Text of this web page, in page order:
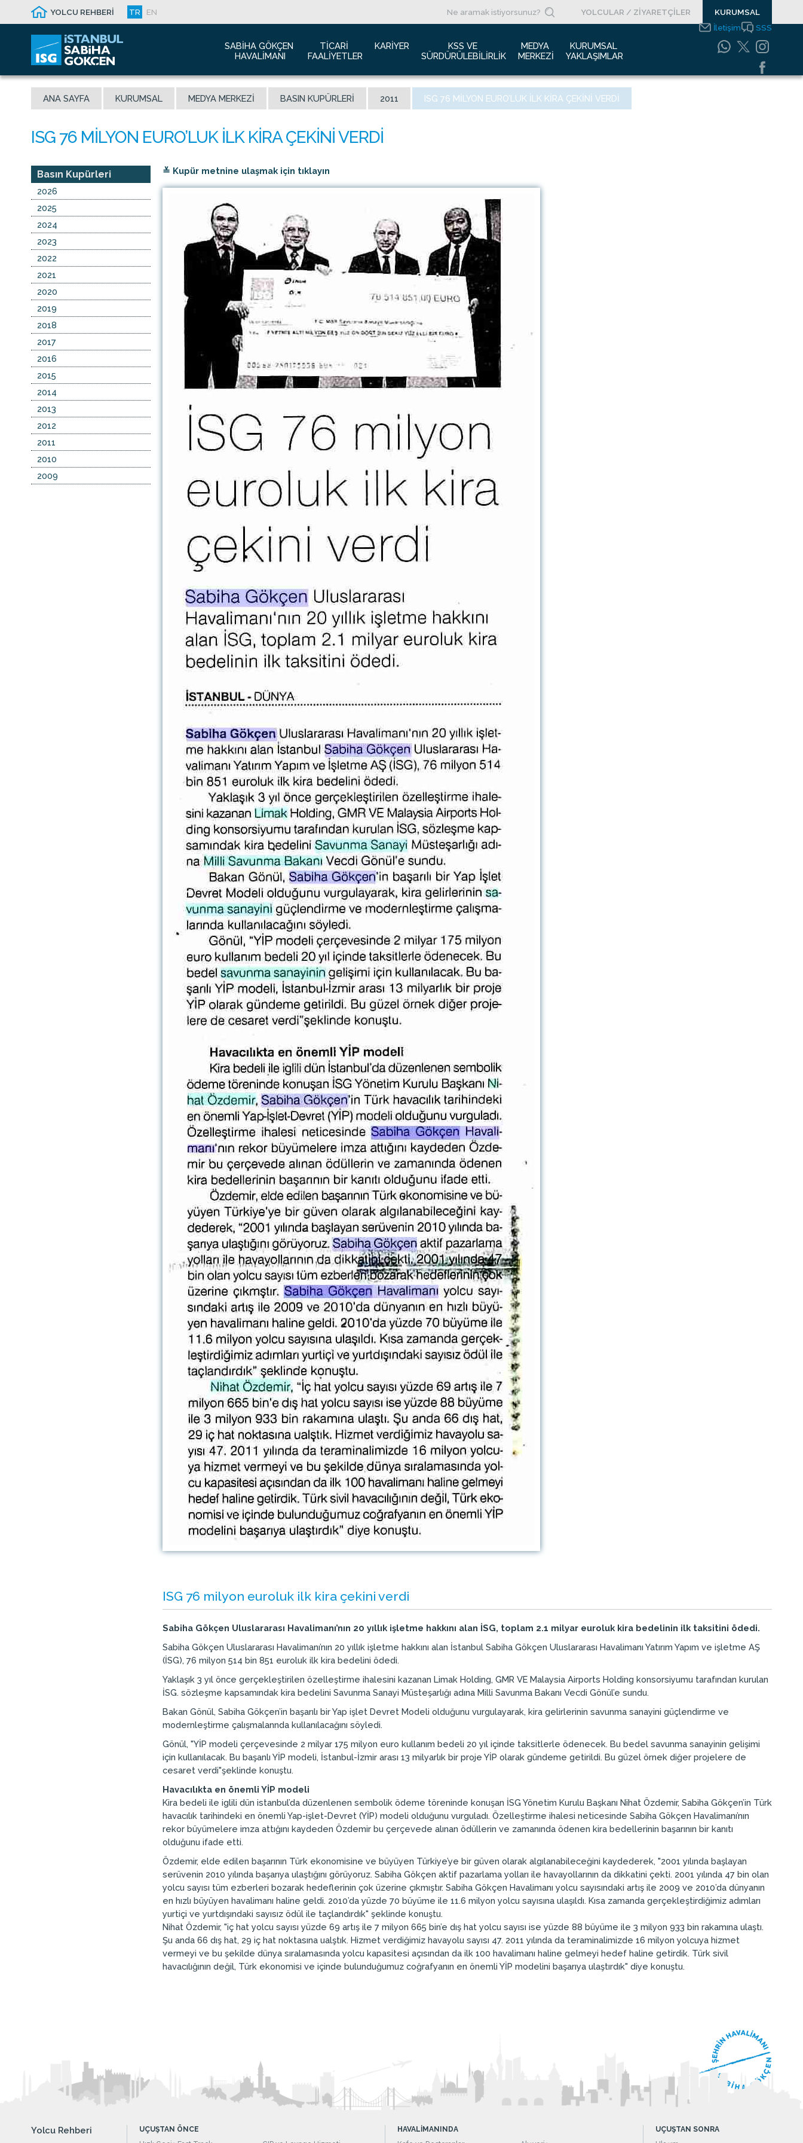
YOLCU REHBERİ TR EN YOLCULAR / ZİYARETÇİLER KURUMSAL
SABIHA GÖKÇEN
HAVALIMANI
Hakkımızda
Havalimanı Trafik Raporu
Ödüllerimiz
İletişim Bilgileri
Sabiha Gökçen Kimdir?
TICARI
FAALIYETLER
Havacılık Pazarlama
Reklam Fırsatları
Kiralık Alanlar
Konferans Salonu
İhale Duyuruları
KARIYER
İnsan Kaynakları Politikası
KSS VE
SÜRDÜRÜLEBILIRLIK
Yeşil Havaalanı Projesi
Engelsiz Havaalanı
MEDYA
MERKEZI
Basın Bültenleri
Basın Kupürleri
KURUMSAL
YAKLAŞIMLAR
Entegre Yönetim
Sistemleri Politikamız
İletişim SSS
ANA SAYFA KURUMSAL MEDYA MERKEZI BASIN KUPÜRLERI 2011 ISG 76 MILYON EURO’LUK ILK KIRA ÇEKINI VERDI
≚ Kupür metnine ulaşmak için tıklayın
ISG 76 milyon euroluk ilk kira çekini verdi
Sabiha Gökçen Uluslararası Havalimanı’nın 20 yıllık işletme hakkını alan İSG, toplam 2.1 milyar euroluk kira bedelinin ilk taksitini ödedi.
Sabiha Gökçen Uluslararası Havalimanı’nın 20 yıllık işletme hakkını alan İstanbul Sabiha Gökçen Uluslararası Havalimanı Yatırım Yapım ve işletme AŞ
(İSG), 76 milyon 514 bin 851 euroluk ilk kira bedelini ödedi.
Yaklaşık 3 yıl önce gerçekleştirilen özelleştirme ihalesini kazanan Limak Holding, GMR VE Malaysia Airports Holding konsorsiyumu tarafından kurulan
İSG. sözleşme kapsamındak kira bedelini Savunma Sanayi Müsteşarlığı adına Milli Savunma Bakanı Vecdi Gönül’e sundu.
Bakan Gönül, Sabiha Gökçen’in başarılı bir Yap işlet Devret Modeli olduğunu vurgulayarak, kira gelirlerinin savunma sanayini güçlendirme ve
modernleştirme çalışmalannda kullanılacağını söyledi.
Gönül, "YİP modeli çerçevesinde 2 milyar 175 milyon euro kullanım bedeli 20 yıl içinde taksitlerle ödenecek. Bu bedel savunma sanayinin gelişimi
için kullanılacak. Bu başanlı YİP modeli, İstanbul-İzmir arası 13 milyarlık bir proje YİP olarak gündeme getirildi. Bu güzel örnek diğer projelere de
cesaret verdi"şeklinde konuştu.
Havacılıkta en önemli YİP modeli
Kira bedeli ile iglili dün istanbul’da düzenlenen sembolik ödeme töreninde konuşan İSG Yönetim Kurulu Başkanı Nihat Özdemir, Sabiha Gökçen’in Türk
havacılık tarihindeki en önemli Yap-işlet-Devret (YİP) modeli olduğunu vurguladı. Özelleştirme ihalesi neticesinde Sabiha Gökçen Havalimanı’nın
rekor büyümelere imza attığını kaydeden Özdemir bu çerçevede alınan ödüllerin ve zamanında ödenen kira bedellerinin başarının bir kanıtı
olduğunu ifade etti.
Özdemir, elde edilen başarının Türk ekonomisine ve büyüyen Türkiye’ye bir güven olarak algılanabileceğini kaydederek, "2001 yılında başlayan
serüvenin 2010 yılında başarıya ulaştığını görüyoruz. Sabiha Gökçen aktif pazarlama yolları ile havayollarının da dikkatini çekti. 2001 yılında 47 bin olan
yolcu sayısı tüm ezberleri bozarak hedeflerinin çok üzerine çıkmıştır. Sabiha Gökçen Havalimanı yolcu sayısındaki artış ile 2009 ve 2010’da dünyanın
en hızlı büyüyen havalimanı haline geldi. 2010’da yüzde 70 büyüme ile 11.6 milyon yolcu sayısına ulaşıldı. Kısa zamanda gerçekleştirdiğimiz adımları
yurtiçi ve yurtdışındaki sayısız ödül ile taçlandırdık" şeklinde konuştu.
Nihat Özdemir, "iç hat yolcu sayısı yüzde 69 artış ile 7 milyon 665 bin’e dış hat yolcu sayısı ise yüzde 88 büyüme ile 3 milyon 933 bin rakamına ulaştı.
Şu anda 66 dış hat, 29 iç hat noktasına ualştık. Hizmet verdiğimiz havayolu sayısı 47. 2011 yılında da teraminalimizde 16 milyon yolcuya hizmet
vermeyi ve bu şekilde dünya sıralamasında yolcu kapasitesi açısından da ilk 100 havalimanı haline gelmeyi hedef haline getirdik. Türk sivil
havacılığının değil, Türk ekonomisi ve içinde bulunduğumuz coğrafyanın en önemli YİP modelini başarıya ulaştırdık" diye konuştu.
Basın Kupürleri
2026
2025
2024
2023
2022
2021
2020
2019
2018
2017
2016
2015
2014
2013
2012
2011
2010
2009
Yolcu Rehberi
UÇUŞTAN ÖNCE
HAVALİMANINDA
UÇUŞTAN SONRA